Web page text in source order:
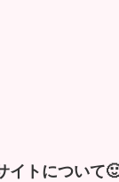
イトについて